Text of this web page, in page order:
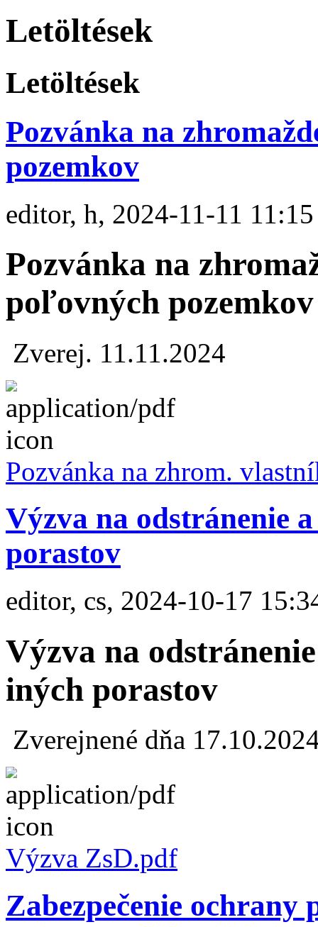
Letöltések
Letöltések
Pozvánka na
pozemkov
editor, h, 2024-11-11 11:15
Pozvánka na
poľovných pozemkov
Zverej. 11.11.2024
Pozvánka na zhrom.
Výzva na odstránenie
porastov
editor, cs, 2024-10-17
Výzva na
iných porastov
Zverejnené dňa
Výzva ZsD.pdf
Zabezpečenie ochrany